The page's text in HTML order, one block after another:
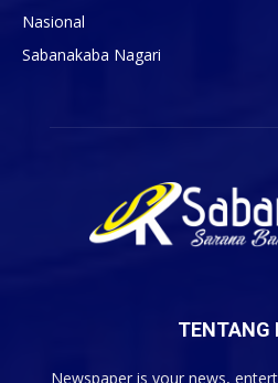
Nasional
Sabanakaba Nagari
TENTANG
Newspaper is your news,